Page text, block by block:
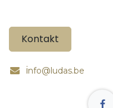
Kontakt
info@ludas.be